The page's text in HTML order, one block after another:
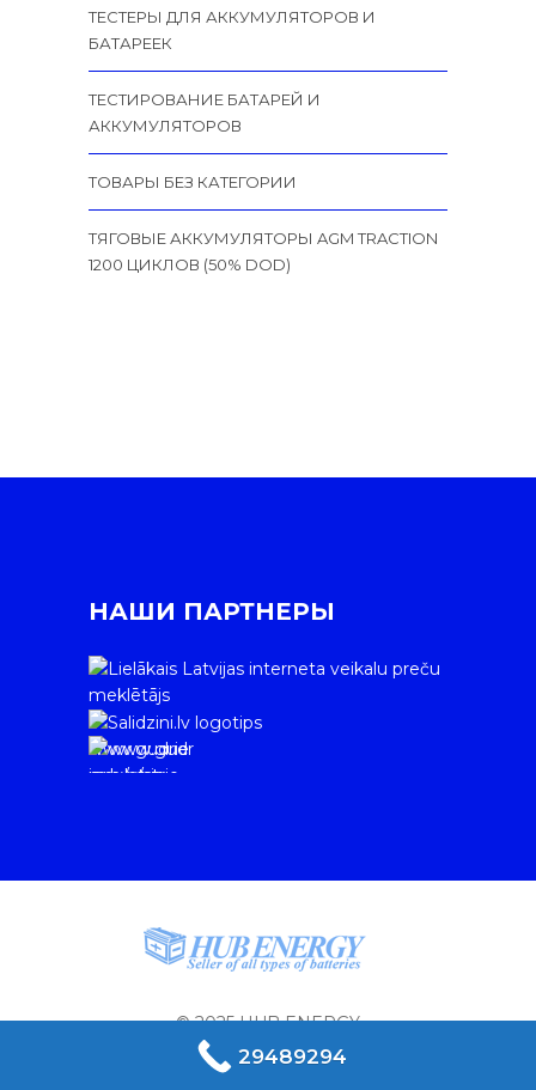
ТЕСТЕРЫ ДЛЯ АККУМУЛЯТОРОВ И
БАТАРЕЕК
ТЕСТИРОВАНИЕ БАТАРЕЙ И
АККУМУЛЯТОРОВ
ТОВАРЫ БЕЗ КАТЕГОРИИ
ТЯГОВЫЕ АККУМУЛЯТОРЫ AGM TRACTION
1200 ЦИКЛОВ (50% DOD)
НАШИ ПАРТНЕРЫ
www.gudrie
m.lv/atrie-
© 2025 HUB ENERGY
29489294